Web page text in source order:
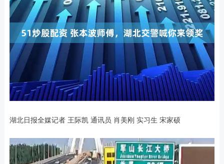
湖北日报全媒记者 王际凯 通讯员 肖美刚 实习生 宋家硕